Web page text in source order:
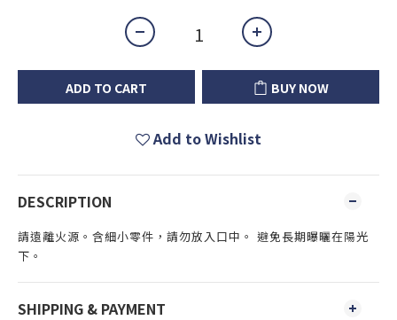
ADD TO CART BUY NOW
Add to Wishlist
DESCRIPTION
請遠離火源。含細小零件，請勿放入口中。 避免長期曝曬在陽光
下。
SHIPPING & PAYMENT